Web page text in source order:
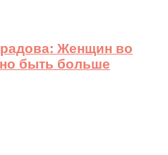
Женщин во
быть больше